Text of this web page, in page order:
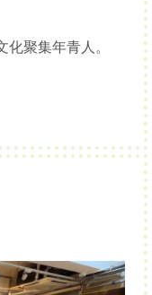
聚集年青人。